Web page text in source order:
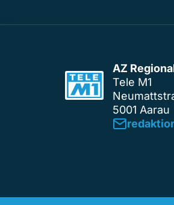
AZ
Tele M1
5001 Aarau